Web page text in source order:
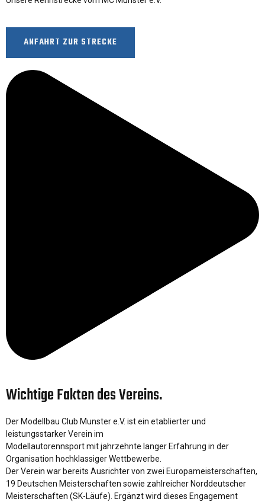
ANFAHRT ZUR STRECKE
Wichtige Fakten des Vereins.
Der Modellbau Club Munster e.V. ist ein etablierter und
leistungsstarker Verein im
Modellautorennsport mit jahrzehnte langer Erfahrung in der
Organisation hochklassiger Wettbewerbe.
Der Verein war bereits Ausrichter von zwei Europameisterschaften,
19 Deutschen Meisterschaften sowie zahlreicher Norddeutscher
Meisterschaften (SK-Läufe). Ergänzt wird dieses Engagement